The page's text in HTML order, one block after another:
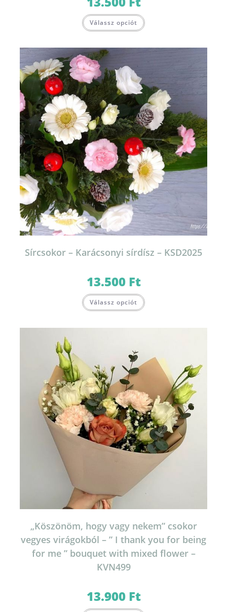
Válassz opciót
Sírcsokor – Karácsonyi sírdísz – KSD2025
13.500 Ft
Válassz opciót
„Köszönöm, hogy vagy nekem” csokor
vegyes virágokból – ” I thank you for being
for me ” bouquet with mixed flower –
KVN499
13.900 Ft